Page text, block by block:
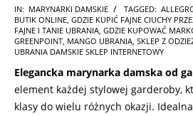
2026-
02-
06
IN: MARYNARKI DAMSKIE TAGGED:
BUTIK ONLINE, GDZIE KUPIĆ FAJNE CIUCHY
FAJNE I TANIE UBRANIA, GDZIE KUPOWAĆ
GREENPOINT, MANGO UBRANIA, SKLEP Z
UBRANIA DAMSKIE SKLEP INTERNETOWY
Elegancka marynarka damska od
element każdej stylowej garderoby,
klasy do wielu różnych okazji.